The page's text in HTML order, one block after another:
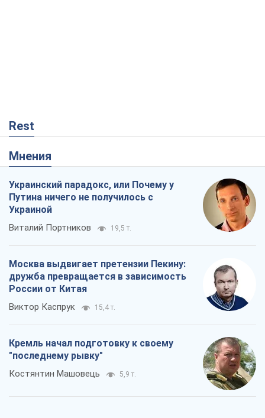
Rest
Мнения
Украинский парадокс, или Почему у
Путина ничего не получилось с
Украиной
Виталий Портников 19,5 т.
Москва выдвигает претензии Пекину:
дружба превращается в зависимость
России от Китая
Виктор Каспрук 15,4 т.
Кремль начал подготовку к своему
"последнему рывку"
Костянтин Машовець 5,9 т.